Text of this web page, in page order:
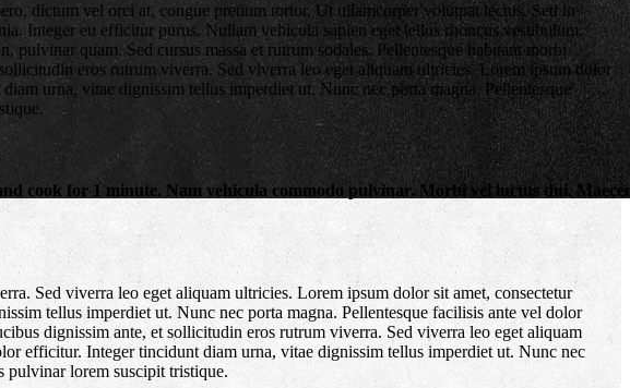
dictum vel orci at, congue pretium tortor. Ut ullamcorper volutpat lectus. Sed in
Integer eu efficitur purus. Nullam vehicula sapien eget tellus rhoncus vestibulum.
quam. Sed cursus massa et rutrum sodales. Pellentesque habitant morbi
eros rutrum viverra. Sed viverra leo eget aliquam ultricies. Lorem ipsum dolor
urna, vitae dignissim tellus imperdiet ut. Nunc nec porta magna. Pellentesque
cook for 1 minute. Nam vehicula commodo pulvinar. Morbi vel luctus dui.
Sed viverra leo eget aliquam ultricies. Lorem ipsum dolor sit amet, consectetur
tellus imperdiet ut. Nunc nec porta magna. Pellentesque facilisis ante vel dolor
dignissim ante, et sollicitudin eros rutrum viverra. Sed viverra leo eget aliquam
efficitur. Integer tincidunt diam urna, vitae dignissim tellus imperdiet ut. Nunc nec
pulvinar lorem suscipit tristique.